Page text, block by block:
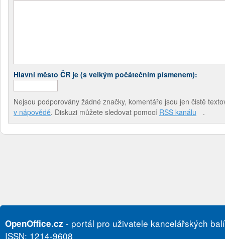
Hlavní město ČR je (s velkým počátečním písmenem):
Nejsou podporovány žádné značky, komentáře jsou jen čistě
v nápovědě. Diskuzi můžete sledovat pomocí RSS kanálu .
OpenOffice.cz - portál pro uživatele kancelářských
ISSN: 1214-9608